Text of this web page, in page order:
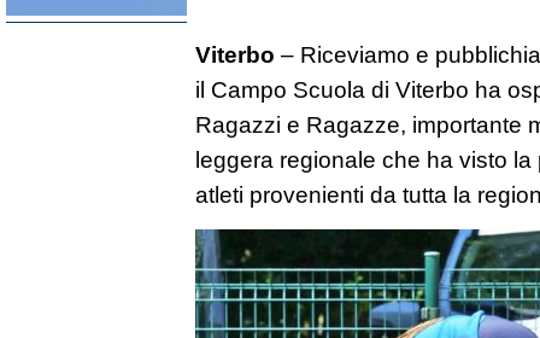
Viterbo – Riceviamo e
il Campo Scuola di Viterbo ha
Ragazzi e Ragazze, importante
leggera regionale che ha visto
atleti provenienti da tutta la